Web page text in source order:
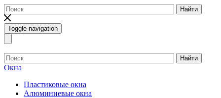
Найти
Toggle navigation
Найти
Окна
Пластиковые окна
Алюминиевые окна